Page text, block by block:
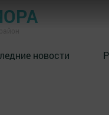
новости